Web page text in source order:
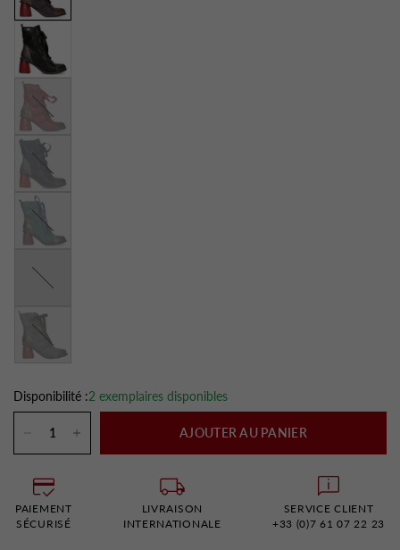
Rouge
Bleu
Turquoise
Gris
Disponibilité :2 exemplaires disponibles
AJOUTER AU PANIER
PAIEMENT
SÉCURISÉ
LIVRAISON
INTERNATIONALE
SERVICE CLIENT
+33 (0)7 61 07 22 23